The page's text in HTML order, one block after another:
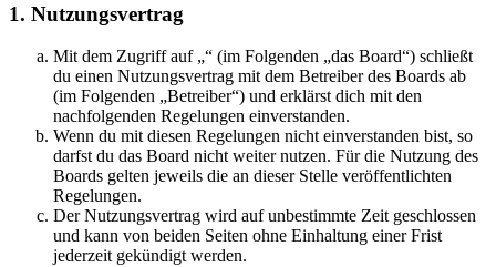
1. Nutzungsvertrag
Mit dem Zugriff auf „“ (im Folgenden „das Board“) schließt
du einen Nutzungsvertrag mit dem Betreiber des Boards ab
(im Folgenden „Betreiber“) und erklärst dich mit den
nachfolgenden Regelungen einverstanden.
Wenn du mit diesen Regelungen nicht einverstanden bist, so
darfst du das Board nicht weiter nutzen. Für die Nutzung des
Boards gelten jeweils die an dieser Stelle veröffentlichten
Regelungen.
Der Nutzungsvertrag wird auf unbestimmte Zeit geschlossen
und kann von beiden Seiten ohne Einhaltung einer Frist
jederzeit gekündigt werden.